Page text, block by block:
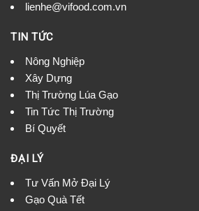
lienhe@vifood.com.vn
TIN TỨC
Nông Nghiệp
Xây Dựng
Thị Trường Lúa Gạo
Tin Tức Thị Trường
Bí Quyết
ĐẠI LÝ
Tư Vấn Mở Đại Lý
Gạo Quà Tết